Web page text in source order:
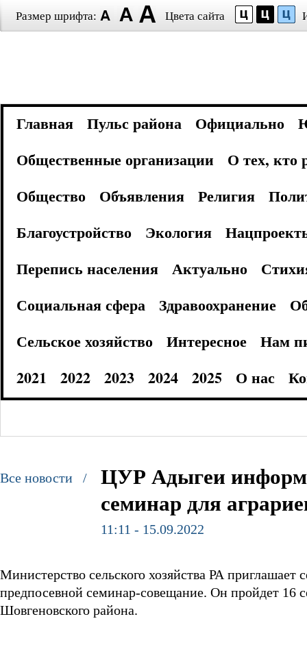
Размер шрифта: Цвета сайта
Главная Пульс района Официально
Общественные организации
О тех, кто
Общество
Объявления Религия
Благоустройство
Экология
Перепись населения
Актуально
Социальная сфера
Здравоохранение
Сельское хозяйство
Интересное
Нам
2021
2022 2023 2024 2025 О нас
Все новости /
ЦУР Адыгеи
семинар для
11:11 - 15.09.2022
Министерство сельского хозяйства РА
предпосевной семинар-совещание. Он пройдет 16
Шовгеновского района.